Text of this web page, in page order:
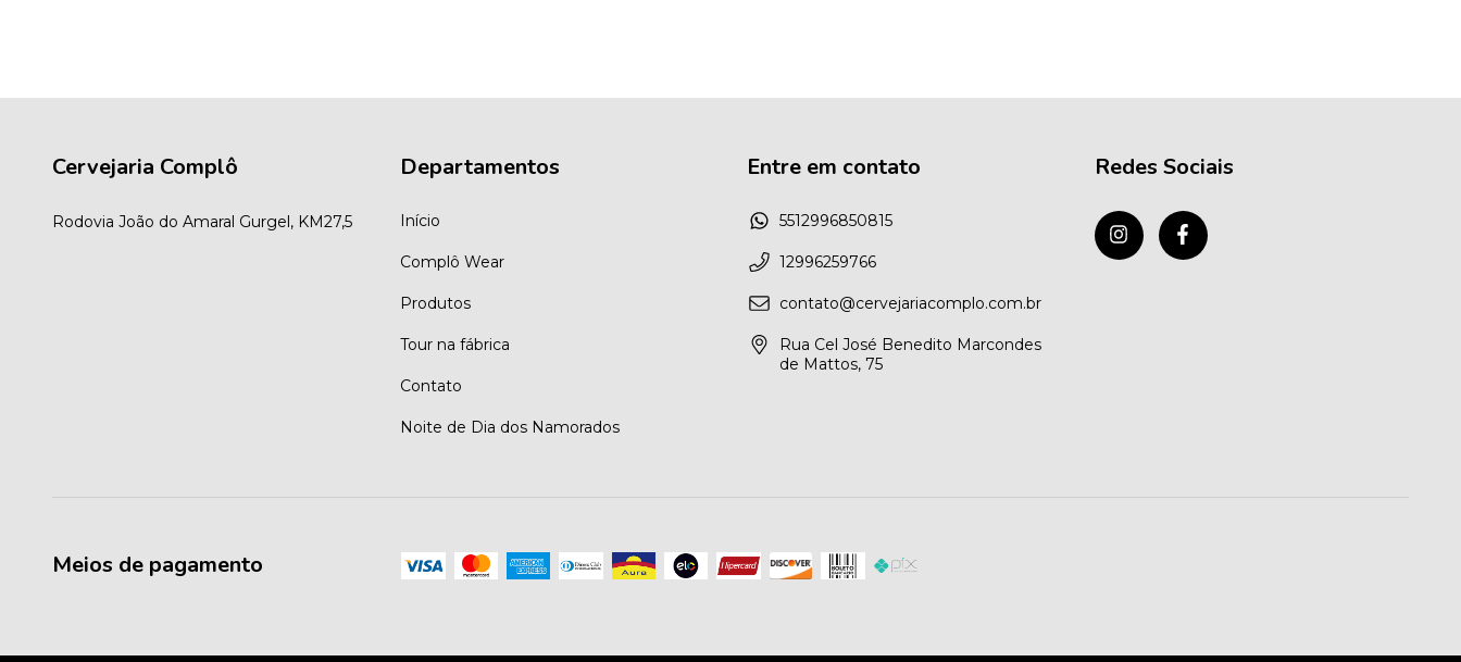
Cervejaria Complô
Rodovia João do Amaral Gurgel, KM27,5
Departamentos
Início
Complô Wear
Produtos
Tour na fábrica
Contato
Noite de Dia dos Namorados
Entre em contato
5512996850815
12996259766
contato@cervejariacomplo.com.br
Rua Cel José Benedito Marcondes
de Mattos, 75
Redes Sociais
Meios de pagamento